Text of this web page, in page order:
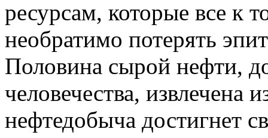
ресурсам, которые все к
необратимо потерять
Половина сырой нефти,
человечества, извлечена
нефтедобыча достигнет